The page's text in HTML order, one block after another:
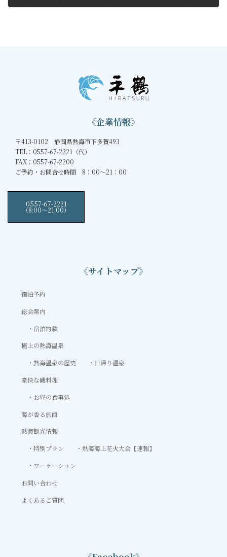
《企業情報》
〒413-0102 静岡県熱海市下多賀493
TEL：0557-67-2221（代）
FAX：0557-67-2200
ご予約・お問合せ時間 8：00～21：00
0557-67-2221
（8:00〜21:00）
《サイトマップ》
宿泊予約
総合案内
宿泊約款
極上の熱海温泉
熱海温泉の歴史
日帰り温泉
豪快な磯料理
お昼の食事処
海が香る旅館
熱海観光情報
特別プラン
熱海海上花火大会【速報】
ワーケーション
お問い合わせ
よくあるご質問